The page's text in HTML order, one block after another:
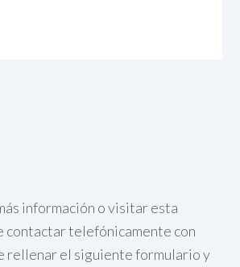
información o visitar esta
contactar telefónicamente con
rellenar el siguiente formulario y